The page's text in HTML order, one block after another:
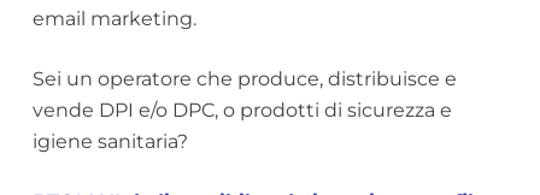
email marketing.
Sei un operatore che produce, distribuisce e
vende DPI e/o DPC, o prodotti di sicurezza e
igiene sanitaria?